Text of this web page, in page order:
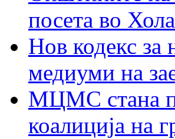
посета во
Нов кодекс за
медиуми на
МЦМС стана
коалиција на